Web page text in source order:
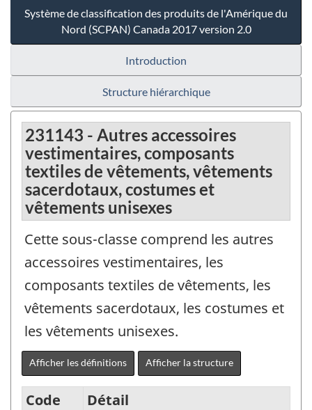
Système de classification des produits de l'Amérique du
Nord (SCPAN) Canada 2017 version 2.0
Introduction
Structure hiérarchique
231143 - Autres accessoires
vestimentaires, composants
textiles de vêtements, vêtements
sacerdotaux, costumes et
vêtements unisexes
Cette sous-classe comprend les autres
accessoires vestimentaires, les
composants textiles de vêtements, les
vêtements sacerdotaux, les costumes et
les vêtements unisexes.
Afficher les définitions Afficher la structure
Code
Détail